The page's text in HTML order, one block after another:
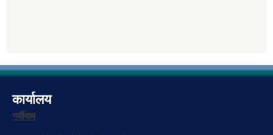
कार्यालय
गर्मीयाम